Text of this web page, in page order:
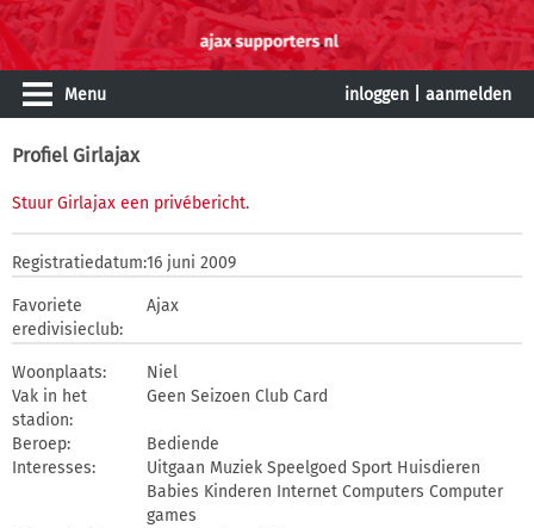
Menu inloggen aanmelden
Profiel Girlajax
Stuur Girlajax een privébericht.
Registratiedatum:16 juni 2009
Favoriete
eredivisieclub:
Ajax
Woonplaats:
Niel
Vak in het
stadion:
Geen Seizoen Club Card
Beroep:
Bediende
Interesses:
Uitgaan Muziek Speelgoed Sport Huisdieren
Babies Kinderen Internet Computers Computer
games